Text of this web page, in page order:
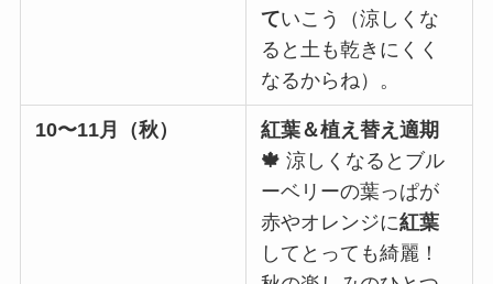
ていこう（涼しくな
ると土も乾きにくく
なるからね）。
10〜11月（秋）
紅葉＆植え替え適期
🍁 涼しくなるとブル
ーベリーの葉っぱが
赤やオレンジに紅葉
してとっても綺麗！